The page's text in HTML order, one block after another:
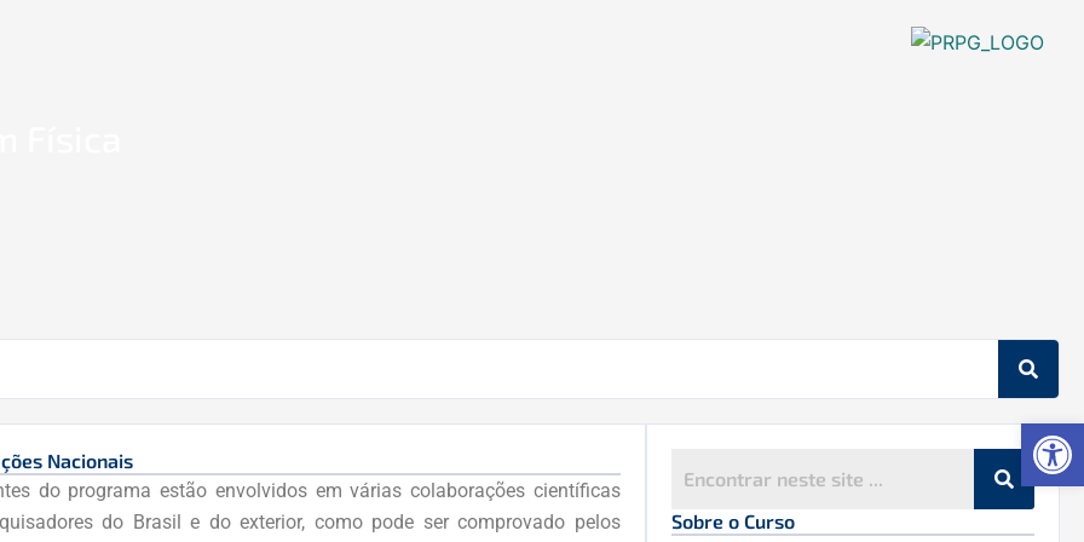
Nacionais
do programa estão envolvidos em várias colaborações científicas
do Brasil e do exterior, como pode ser comprovado pelos
Sobre o Curso